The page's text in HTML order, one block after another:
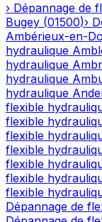
› Dépannage de
Bugey (01500)›
Ambérieux-en-
hydraulique
hydraulique
hydraulique
hydraulique
flexible
flexible
flexible
flexible
flexible
flexible
flexible
Dépannage de